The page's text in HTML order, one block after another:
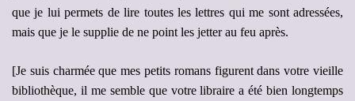
que je lui permets de lire toutes les lettres qui me sont adressées,
mais que je le supplie de ne point les jetter au feu après.
[Je suis charmée que mes petits romans figurent dans votre vieille
bibliothèque, il me semble que votre libraire a été bien longtemps